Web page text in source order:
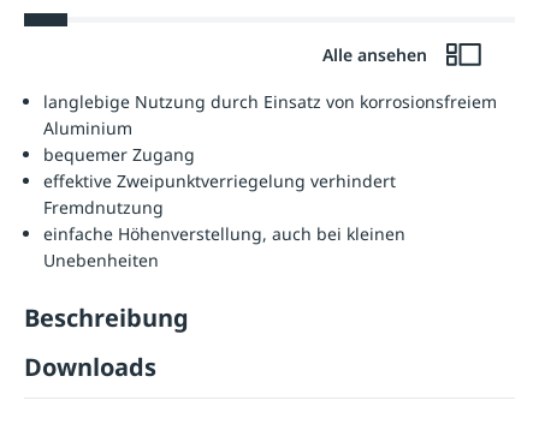
Alle ansehen
langlebige Nutzung durch Einsatz von korrosionsfreiem
Aluminium
bequemer Zugang
effektive Zweipunktverriegelung verhindert
Fremdnutzung
einfache Höhenverstellung, auch bei kleinen
Unebenheiten
Beschreibung
Downloads